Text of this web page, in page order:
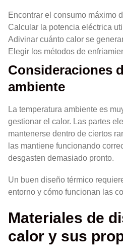
Encontrar el consumo máximo
Calcular la potencia eléctrica
Adivinar cuánto calor se
Elegir los métodos de
Consideraciones
ambiente
La temperatura ambiente es
gestionar el calor. Las partes
mantenerse dentro de ciertos
las mantiene funcionando
desgasten demasiado pronto.
Un buen diseño térmico
entorno y cómo funcionan las
Materiales de
calor y sus